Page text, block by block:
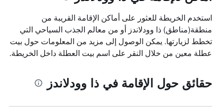
غرفة
استخدم الخريطة للعثور على أماكن الإقامة القريبة من
منطقة(مناطق) ذا وودلاندز أو من معالم الجذب السياحي التي
تخطط لزيارتها. يمكن الوصول إلى مزيد من المعلومات حول بيت
عطلة معين من خلال النقر على اسم بيت العطلة داخل الخريطة.
حقائق حول الإقامة في ذا وودلاندز